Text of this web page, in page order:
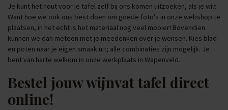
Je kunt het hout voor je tafel zelf bij ons komen uitzoeken, als je wilt.
Want hoe we ook ons best doen om goede foto’s in onze webshop te
plaatsen, in het echt is het materiaal nog veel mooier! Bovendien
kunnen we dan meteen met je meedenken over je wensen. Kies blad
en poten naar je eigen smaak uit; alle combinaties zijn mogelijk. Je
bent van harte welkom in onze werkplaats in Wapenveld.
Bestel jouw wijnvat tafel direct
online!